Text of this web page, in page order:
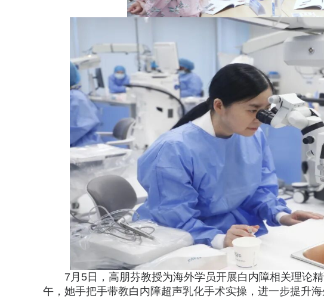
7 月5日，高朋芬教授为海外学员开展白内障相关理论
午，她手把手带教白内障超声乳化手术实操，进一步提升